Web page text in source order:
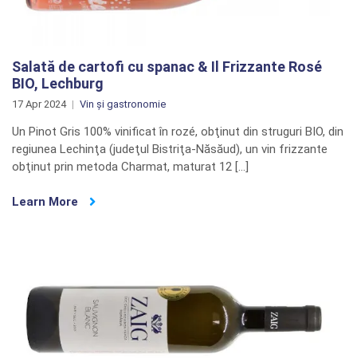
Salată de cartofi cu spanac & Il Frizzante Rosé
BIO, Lechburg
17 Apr 2024 Vin și gastronomie
Un Pinot Gris 100% vinificat în rozé, obţinut din struguri BIO, din
regiunea Lechinţa (judeţul Bistriţa-Năsăud), un vin frizzante
obţinut prin metoda Charmat, maturat 12 […]
Learn More